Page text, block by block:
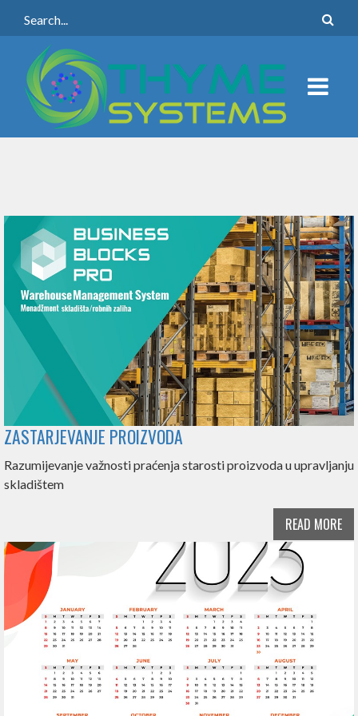
ZASTARJEVANJE PROIZVODA
Razumijevanje važnosti praćenja starosti proizvoda u upravljanju
skladištem
READ MORE